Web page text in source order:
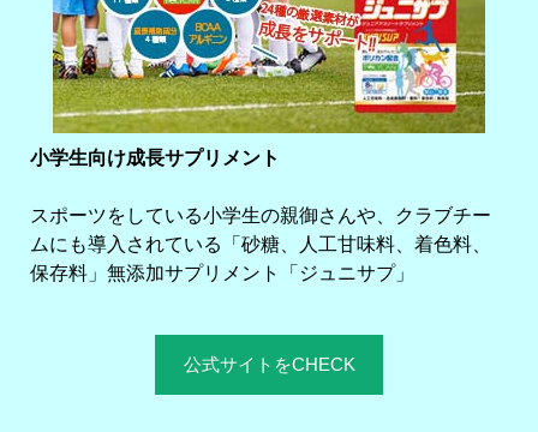
小学生向け成長サプリメント
スポーツをしている小学生の親御さんや、クラブチー
ムにも導入されている「砂糖、人工甘味料、着色料、
保存料」無添加サプリメント「ジュニサプ」
公式サイトをCHECK